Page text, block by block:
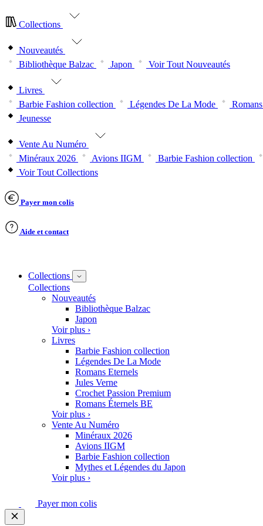
Collections
Nouveautés
Bibliothèque Balzac
Japon Voir Tout Nouveautés
Livres
Barbie Fashion collection
Légendes De La Mode
Jeunesse
Vente Au Numéro
Minéraux 2026
Avions IIGM Barbie Fashion collection
Voir Tout Collections
Payer mon colis
Aide et contact
Collections
Collections
Nouveautés
Bibliothèque Balzac
Japon
Voir plus ›
Livres
Barbie Fashion collection
Légendes De La Mode
Romans Eternels
Jules Verne
Crochet Passion Premium
Romans Éternels BE
Voir plus ›
Vente Au Numéro
Minéraux 2026
Avions IIGM
Barbie Fashion collection
Mythes et Légendes du Japon
Voir plus ›
Payer mon colis